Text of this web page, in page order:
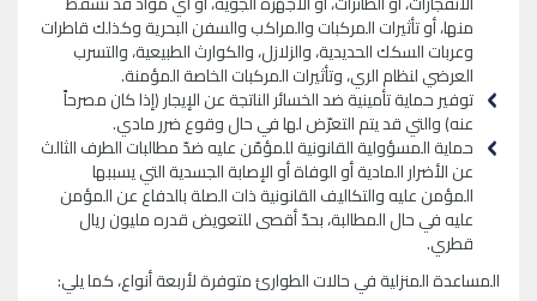
منها، أو تأثيرات المركبات والمراكب والسفن البحرية وكذلك قاطرات
وعربات السكك الحديدية، والزلازل، والكوارث الطبيعية، والتسرب
العرضي لنظام الري، وتأثيرات المركبات الخاصة المؤمنة.
توفير حماية تأمينية ضد الخسائر الناتجة عن الإيجار (إذا كان مصرحاً
عنه) والتي قد يتم التعرّض لها في حال وقوع ضرر مادي.
حماية المسؤولية القانونية للمؤمّن عليه ضدّ مطالبات الطرف الثالث
عن الأضرار المادية أو الوفاة أو الإصابة الجسدية التي يسببها
المؤمن عليه والتكاليف القانونية ذات الصلة بالدفاع عن المؤمن
عليه في حال المطالبة، بحدّ أقصى للتعويض قدره مليون ريال
قطري.
المساعدة المنزلية في حالات الطوارئ متوفرة لأربعة أنواع، كما يلي: